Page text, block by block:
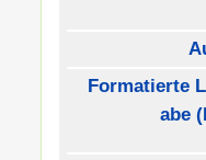
Formatierte
abe